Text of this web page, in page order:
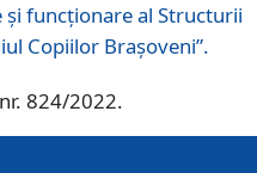
funcţionare al Structurii
Copiilor Braşoveni”.
824/2022.